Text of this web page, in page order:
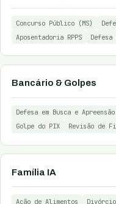
Concurso Público (MS)
Aposentadoria RPPS
Defesa
Bancário & Golpes
Defesa em Busca e Apreensão
Golpe do PIX
Revisão de
Família IA
Ação de Alimentos